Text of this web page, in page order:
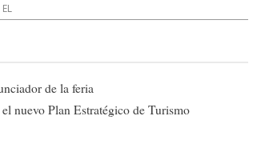
EL
de la feria
nuevo Plan Estratégico de Turismo